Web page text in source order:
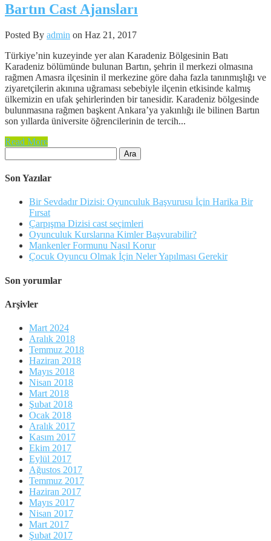
Bartın Cast Ajansları
Posted By admin on Haz 21, 2017
Türkiye’nin kuzeyinde yer alan Karadeniz Bölgesinin Batı
Karadeniz bölümünde bulunan Bartın, şehrin il merkezi olmasına
rağmen Amasra ilçesinin il merkezine göre daha fazla tanınmışlığı ve
ziyaretçilerin akınına uğraması sebebiyle ilçenin etkisinde kalmış
ülkemizin en ufak şehirlerinden bir tanesidir. Karadeniz bölgesinde
bulunmasına rağmen başkent Ankara’ya yakınlığı ile bilinen Bartın
son yıllarda üniversite öğrencilerinin de tercih...
Read More
Son Yazılar
Bir Sevdadır Dizisi: Oyunculuk Başvurusu İçin Harika Bir
Fırsat
Çarpışma Dizisi cast seçimleri
Oyunculuk Kurslarına Kimler Başvurabilir?
Mankenler Formunu Nasıl Korur
Çocuk Oyuncu Olmak İçin Neler Yapılması Gerekir
Son yorumlar
Arşivler
Mart 2024
Aralık 2018
Temmuz 2018
Haziran 2018
Mayıs 2018
Nisan 2018
Mart 2018
Şubat 2018
Ocak 2018
Aralık 2017
Kasım 2017
Ekim 2017
Eylül 2017
Ağustos 2017
Temmuz 2017
Haziran 2017
Mayıs 2017
Nisan 2017
Mart 2017
Şubat 2017